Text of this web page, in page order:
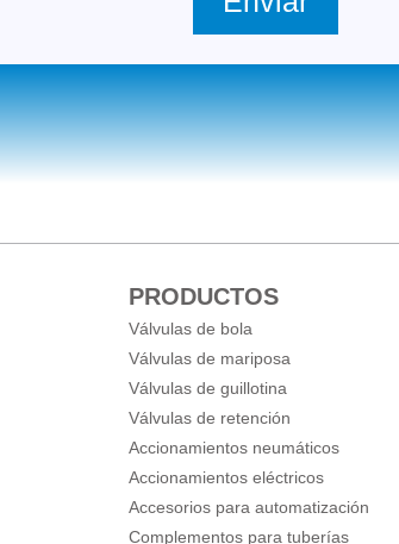
PRODUCTOS
Válvulas de bola
Válvulas de mariposa
Válvulas de guillotina
Válvulas de retención
Accionamientos neumáticos
Accionamientos eléctricos
Accesorios para automatización
Complementos para tuberías